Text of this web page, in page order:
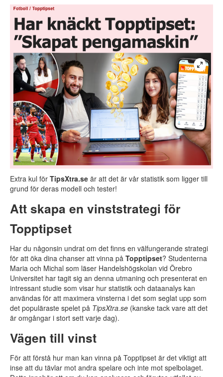
Extra kul för TipsXtra.se är att det är vår statistik som ligger till
grund för deras modell och tester!
Att skapa en vinststrategi för
Topptipset
Har du någonsin undrat om det finns en välfungerande strategi
för att öka dina chanser att vinna på Topptipset? Studenterna
Maria och Michal som läser Handelshögskolan vid Örebro
Universitet har tagit sig an denna utmaning och presenterat en
intressant studie som visar hur statistik och dataanalys kan
användas för att maximera vinsterna i det som seglat upp som
det populäraste spelet på TipsXtra.se (kanske tack vare att det
är omgångar i stort sett varje dag).
Vägen till vinst
För att förstå hur man kan vinna på Topptipset är det viktigt att
inse att du tävlar mot andra spelare och inte mot spelbolaget.